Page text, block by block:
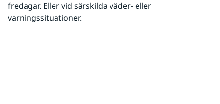
fredagar. Eller vid särskilda väder- eller
varningssituationer.